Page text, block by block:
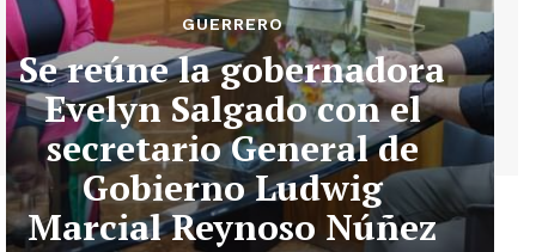
GUERRERO
Se reúne la gobernadora
Evelyn Salgado con el
secretario General de
Gobierno Ludwig
Marcial Reynoso Núñez